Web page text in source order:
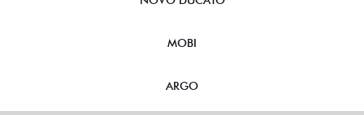
MOBI
ARGO